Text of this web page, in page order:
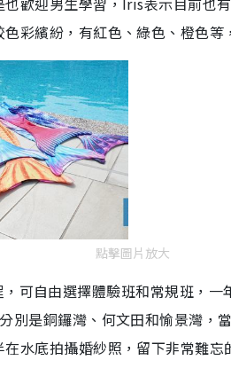
彩繽紛，有紅色、綠色、橙色
點擊圖片放大
可自由選擇體驗班和常規班，
別是銅鑼灣、何文田和愉景灣，
水底拍攝婚紗照，留下非常難忘